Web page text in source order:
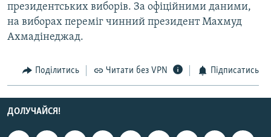
УКР
КТАТ
ДОЛУЧАЙСЯ!
президентських виборів. За офіційними даними,
на виборах переміг чинний президент Махмуд
Ахмадінеджад.
Поділитись Читати без VPN Підписатись
ДОЛУЧАЙСЯ!